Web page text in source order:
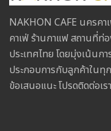
NAKHON CAFE นครค
คาเฟ่ ร้านกาแฟ สถานที่ท่
ประเทศไทย โดยมุ่งเน้นก
ประกอบการกับลูกค้าในทุ
ข้อเสนอแนะ โปรดติดต่อเรา